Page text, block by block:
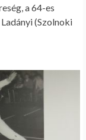
a 64-es
(Szolnoki